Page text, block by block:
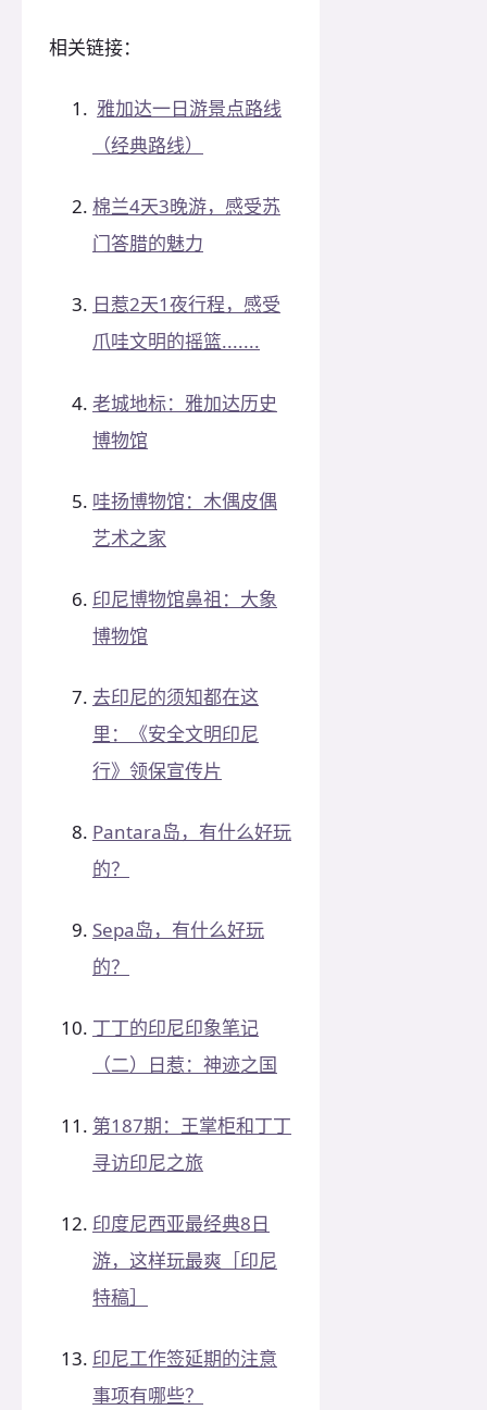
相关链接：
雅加达一日游景点路线
（经典路线）
棉兰4天3晚游，感受苏
门答腊的魅力
日惹2天1夜行程，感受
爪哇文明的摇篮.......
老城地标：雅加达历史
博物馆
哇扬博物馆：木偶皮偶
艺术之家
印尼博物馆鼻祖：大象
博物馆
去印尼的须知都在这
里：《安全文明印尼
行》领保宣传片
Pantara岛，有什么好玩
的？
Sepa岛，有什么好玩
的？
丁丁的印尼印象笔记
（二）日惹：神迹之国
第187期：王掌柜和丁丁
寻访印尼之旅
印度尼西亚最经典8日
游，这样玩最爽［印尼
特稿］
印尼工作签延期的注意
事项有哪些？